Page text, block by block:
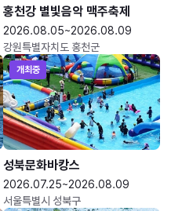
홍천강 별빛음악 맥주축제
2026.08.05~2026.08.09
강원특별자치도 홍천군
개최중
성북문화바캉스
2026.07.25~2026.08.09
서울특별시 성북구